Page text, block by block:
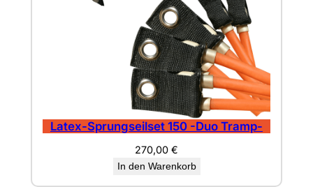
Latex-Sprungseilset 150 -Duo Tramp-
270,00 €
In den Warenkorb